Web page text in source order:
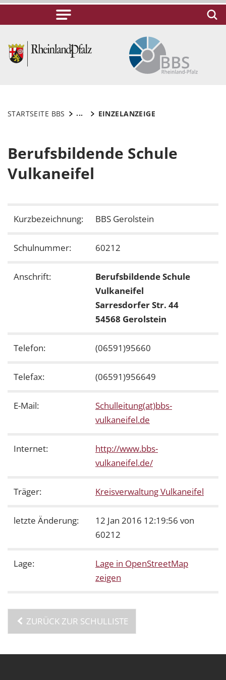
STARTSEITE BBS ... EINZELANZEIGE
Berufsbildende Schule
Vulkaneifel
Kurzbezeichnung: BBS Gerolstein
Schulnummer: 60212
Anschrift:
Berufsbildende Schule
Vulkaneifel
Sarresdorfer Str. 44
54568 Gerolstein
Telefon: (06591)95660
Telefax: (06591)956649
E-Mail:
Schulleitung(at)bbs-
vulkaneifel.de
Internet:
http://www.bbs-
vulkaneifel.de/
Träger: Kreisverwaltung Vulkaneifel
letzte Änderung:
12 Jan 2016 12:19:56 von
60212
Lage:
Lage in OpenStreetMap
zeigen
ZURÜCK ZUR SCHULLISTE